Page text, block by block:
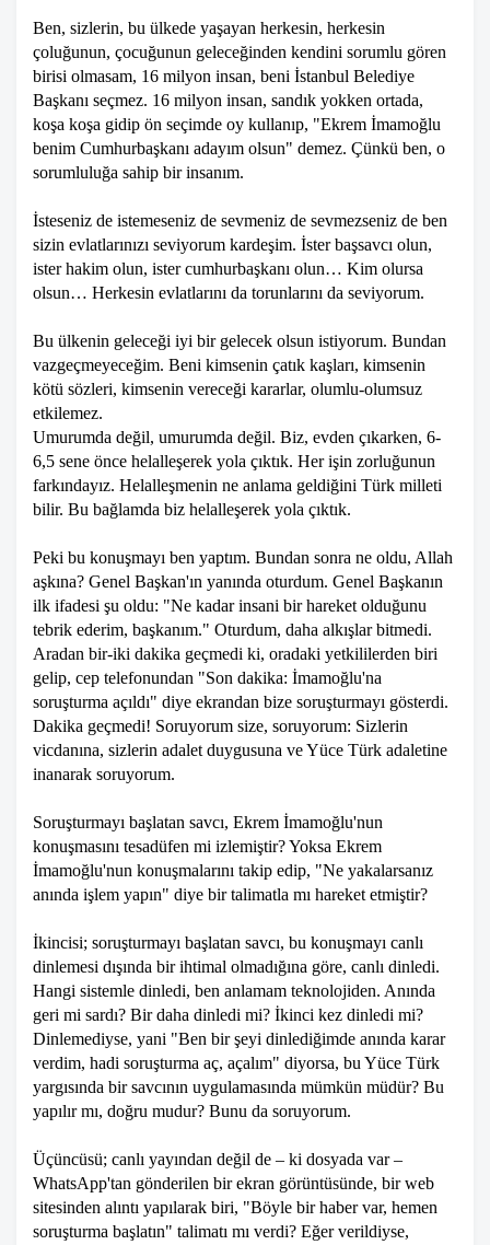
Ben, sizlerin, bu ülkede yaşayan herkesin, herkesin
çoluğunun, çocuğunun geleceğinden kendini sorumlu gören
birisi olmasam, 16 milyon insan, beni İstanbul Belediye
Başkanı seçmez. 16 milyon insan, sandık yokken ortada,
koşa koşa gidip ön seçimde oy kullanıp, "Ekrem İmamoğlu
benim Cumhurbaşkanı adayım olsun" demez. Çünkü ben, o
sorumluluğa sahip bir insanım.
İsteseniz de istemeseniz de sevmeniz de sevmezseniz de ben
sizin evlatlarınızı seviyorum kardeşim. İster başsavcı olun,
ister hakim olun, ister cumhurbaşkanı olun… Kim olursa
olsun… Herkesin evlatlarını da torunlarını da seviyorum.
Bu ülkenin geleceği iyi bir gelecek olsun istiyorum. Bundan
vazgeçmeyeceğim. Beni kimsenin çatık kaşları, kimsenin
kötü sözleri, kimsenin vereceği kararlar, olumlu-olumsuz
etkilemez.
Umurumda değil, umurumda değil. Biz, evden çıkarken, 6-
6,5 sene önce helalleşerek yola çıktık. Her işin zorluğunun
farkındayız. Helalleşmenin ne anlama geldiğini Türk milleti
bilir. Bu bağlamda biz helalleşerek yola çıktık.
Peki bu konuşmayı ben yaptım. Bundan sonra ne oldu, Allah
aşkına? Genel Başkan'ın yanında oturdum. Genel Başkanın
ilk ifadesi şu oldu: "Ne kadar insani bir hareket olduğunu
tebrik ederim, başkanım." Oturdum, daha alkışlar bitmedi.
Aradan bir-iki dakika geçmedi ki, oradaki yetkililerden biri
gelip, cep telefonundan "Son dakika: İmamoğlu'na
soruşturma açıldı" diye ekrandan bize soruşturmayı gösterdi.
Dakika geçmedi! Soruyorum size, soruyorum: Sizlerin
vicdanına, sizlerin adalet duygusuna ve Yüce Türk adaletine
inanarak soruyorum.
Soruşturmayı başlatan savcı, Ekrem İmamoğlu'nun
konuşmasını tesadüfen mi izlemiştir? Yoksa Ekrem
İmamoğlu'nun konuşmalarını takip edip, "Ne yakalarsanız
anında işlem yapın" diye bir talimatla mı hareket etmiştir?
İkincisi; soruşturmayı başlatan savcı, bu konuşmayı canlı
dinlemesi dışında bir ihtimal olmadığına göre, canlı dinledi.
Hangi sistemle dinledi, ben anlamam teknolojiden. Anında
geri mi sardı? Bir daha dinledi mi? İkinci kez dinledi mi?
Dinlemediyse, yani "Ben bir şeyi dinlediğimde anında karar
verdim, hadi soruşturma aç, açalım" diyorsa, bu Yüce Türk
yargısında bir savcının uygulamasında mümkün müdür? Bu
yapılır mı, doğru mudur? Bunu da soruyorum.
Üçüncüsü; canlı yayından değil de – ki dosyada var –
WhatsApp'tan gönderilen bir ekran görüntüsünde, bir web
sitesinden alıntı yapılarak biri, "Böyle bir haber var, hemen
soruşturma başlatın" talimatı mı verdi? Eğer verildiyse,